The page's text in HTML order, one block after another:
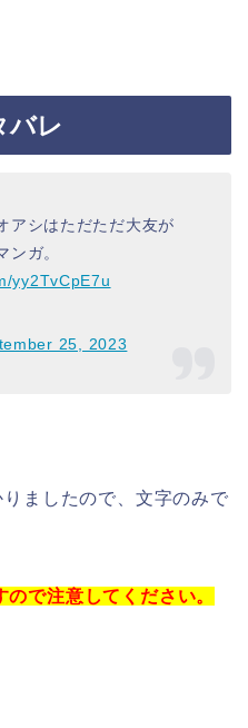
バレ
アシはただただ大友が
ンガ。
yy2TvCpE7u
25, 2023
ましたので、文字のみで
で注意してください。